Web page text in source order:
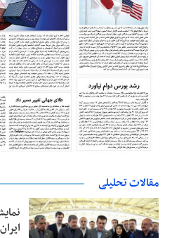
مقالات تحلیلی